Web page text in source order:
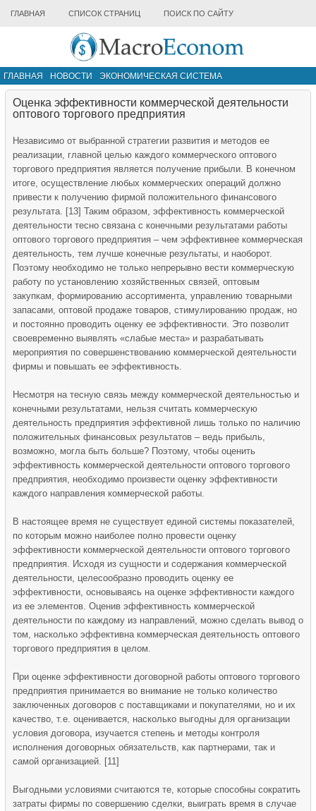
ГЛАВНАЯ СПИСОК СТРАНИЦ ПОИСК ПО САЙТУ
ГЛАВНАЯ НОВОСТИ
ЭКОНОМИЧЕСКАЯ СИСТЕМА
ИНФРАСТРУКТУРА РЫНКА
Оценка эффективности коммерческой деятельности
оптового торгового предприятия
Независимо от выбранной стратегии развития и методов ее
реализации, главной целью каждого коммерческого оптового
торгового предприятия является получение прибыли. В конечном
итоге, осуществление любых коммерческих операций должно
привести к получению фирмой положительного финансового
результата. [13] Таким образом, эффективность коммерческой
деятельности тесно связана с конечными результатами работы
оптового торгового предприятия – чем эффективнее коммерческая
деятельность, тем лучше конечные результаты, и наоборот.
Поэтому необходимо не только непрерывно вести коммерческую
работу по установлению хозяйственных связей, оптовым
закупкам, формированию ассортимента, управлению товарными
запасами, оптовой продаже товаров, стимулированию продаж, но
и постоянно проводить оценку ее эффективности. Это позволит
своевременно выявлять «слабые места» и разрабатывать
мероприятия по совершенствованию коммерческой деятельности
фирмы и повышать ее эффективность.
Несмотря на тесную связь между коммерческой деятельностью и
конечными результатами, нельзя считать коммерческую
деятельность предприятия эффективной лишь только по наличию
положительных финансовых результатов – ведь прибыль,
возможно, могла быть больше? Поэтому, чтобы оценить
эффективность коммерческой деятельности оптового торгового
предприятия, необходимо произвести оценку эффективности
каждого направления коммерческой работы.
В настоящее время не существует единой системы показателей,
по которым можно наиболее полно провести оценку
эффективности коммерческой деятельности оптового торгового
предприятия. Исходя из сущности и содержания коммерческой
деятельности, целесообразно проводить оценку ее
эффективности, основываясь на оценке эффективности каждого
из ее элементов. Оценив эффективность коммерческой
деятельности по каждому из направлений, можно сделать вывод о
том, насколько эффективна коммерческая деятельность оптового
торгового предприятия в целом.
При оценке эффективности договорной работы оптового торгового
предприятия принимается во внимание не только количество
заключенных договоров с поставщиками и покупателями, но и их
качество, т.е. оценивается, насколько выгодны для организации
условия договора, изучается степень и методы контроля
исполнения договорных обязательств, как партнерами, так и
самой организацией. [11]
Выгодными условиями считаются те, которые способны сократить
затраты фирмы по совершению сделки, выиграть время в случае